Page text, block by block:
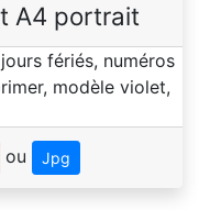
A4 portrait
ou Jpg